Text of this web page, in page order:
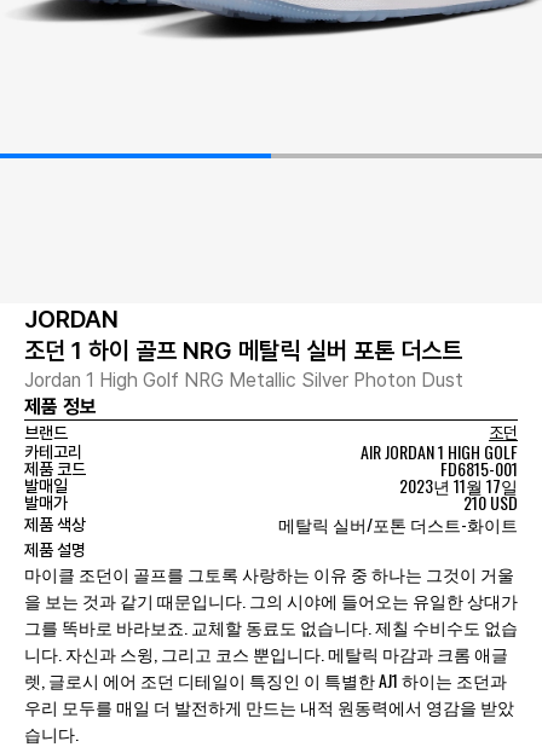
JORDAN
조던 1 하이 골프 NRG 메탈릭 실버 포톤 더스트
Jordan 1 High Golf NRG Metallic Silver Photon Dust
제품 정보
브랜드
조던
카테고리
AIR JORDAN 1 HIGH GOLF
제품 코드 FD6815-001
발매일 2023년 11월 17일
발매가 210 USD
제품 색상 메탈릭 실버/포톤 더스트-화이트
제품 설명
마이클 조던이 골프를 그토록 사랑하는 이유 중 하나는 그것이 거울
을 보는 것과 같기 때문입니다. 그의 시야에 들어오는 유일한 상대가
그를 똑바로 바라보죠. 교체할 동료도 없습니다. 제칠 수비수도 없습
니다. 자신과 스윙, 그리고 코스 뿐입니다. 메탈릭 마감과 크롬 애글
렛, 글로시 에어 조던 디테일이 특징인 이 특별한 AJ1 하이는 조던과
우리 모두를 매일 더 발전하게 만드는 내적 원동력에서 영감을 받았
습니다.